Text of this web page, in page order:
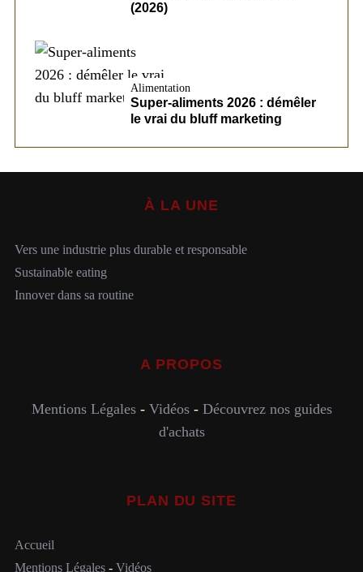
(2026)
Alimentation
Super-aliments 2026 : démêler
le vrai du bluff marketing
À LA UNE
Vers une industrie plus durable et responsable
Sustainable eating
Innover dans sa routine
A PROPOS
Mentions Légales- Vidéos- Découvrez nos guides
d'achats
PLAN DU SITE
Accueil
Mentions Légales- Vidéos